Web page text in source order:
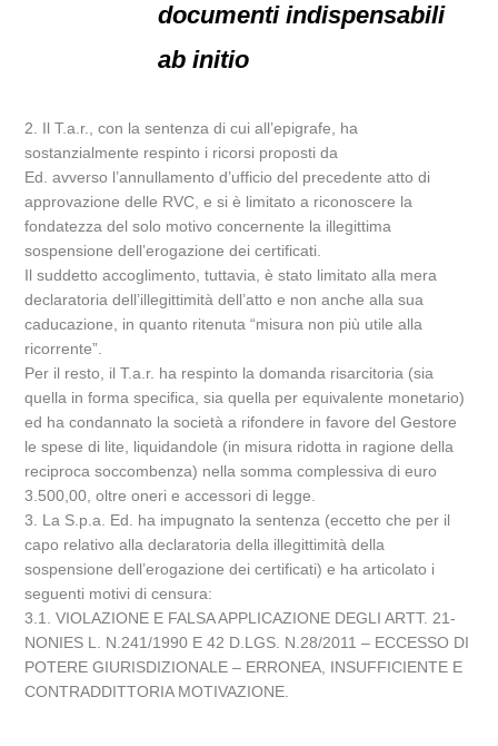
documenti indispensabili
ab initio
2. Il T.a.r., con la sentenza di cui all’epigrafe, ha
sostanzialmente respinto i ricorsi proposti da
Ed. avverso l’annullamento d’ufficio del precedente atto di
approvazione delle RVC, e si è limitato a riconoscere la
fondatezza del solo motivo concernente la illegittima
sospensione dell’erogazione dei certificati.
Il suddetto accoglimento, tuttavia, è stato limitato alla mera
declaratoria dell’illegittimità dell’atto e non anche alla sua
caducazione, in quanto ritenuta “misura non più utile alla
ricorrente”.
Per il resto, il T.a.r. ha respinto la domanda risarcitoria (sia
quella in forma specifica, sia quella per equivalente monetario)
ed ha condannato la società a rifondere in favore del Gestore
le spese di lite, liquidandole (in misura ridotta in ragione della
reciproca soccombenza) nella somma complessiva di euro
3.500,00, oltre oneri e accessori di legge.
3. La S.p.a. Ed. ha impugnato la sentenza (eccetto che per il
capo relativo alla declaratoria della illegittimità della
sospensione dell’erogazione dei certificati) e ha articolato i
seguenti motivi di censura:
3.1. VIOLAZIONE E FALSA APPLICAZIONE DEGLI ARTT. 21-
NONIES L. N.241/1990 E 42 D.LGS. N.28/2011 – ECCESSO DI
POTERE GIURISDIZIONALE – ERRONEA, INSUFFICIENTE E
CONTRADDITTORIA MOTIVAZIONE.